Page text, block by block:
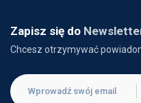
Zapisz się do
Chcesz otrzymywać